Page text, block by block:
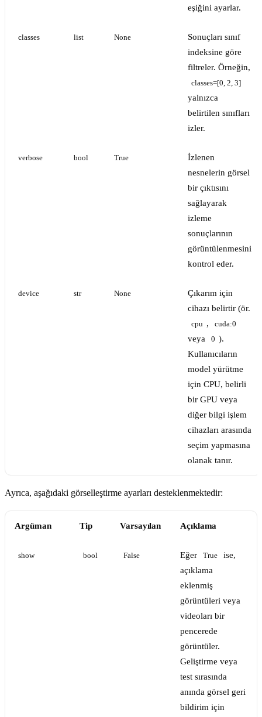
eşiğini ayarlar.
classes list None
Sonuçları sınıf
indeksine göre
filtreler. Örneğin,
classes=[0, 2, 3]
yalnızca
belirtilen sınıfları
izler.
verbose bool True
İzlenen
nesnelerin görsel
bir çıktısını
sağlayarak
izleme
sonuçlarının
görüntülenmesini
kontrol eder.
device str None
Çıkarım için
cihazı belirtir (ör.
cpu , cuda:0
veya 0 ).
Kullanıcıların
model yürütme
için CPU, belirli
bir GPU veya
diğer bilgi işlem
cihazları arasında
seçim yapmasına
olanak tanır.
Ayrıca, aşağıdaki görselleştirme ayarları desteklenmektedir:
Argüman Tip Varsayılan Açıklama
show bool False Eğer True
ise,
açıklama
eklenmiş
görüntüleri veya
videoları bir
pencerede
görüntüler.
Geliştirme veya
test sırasında
anında görsel geri
bildirim için